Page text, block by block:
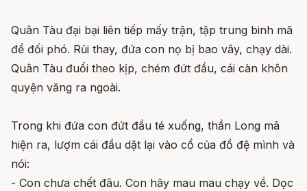
Quân Tàu đại bại liên tiếp mấy trận, tập trung binh mã
để đối phó. Rủi thay, đứa con nọ bị bao vây, chạy dài.
Quân Tàu đuổi theo kịp, chém đứt đầu, cái càn khôn
quyện văng ra ngoài.
Trong khi đứa con đứt đầu té xuống, thần Long mã
hiện ra, lượm cái đầu dặt lại vào cổ của đồ đệ mình và
nói:
- Con chưa chết đâu. Con hãy mau mau chạy về. Dọc